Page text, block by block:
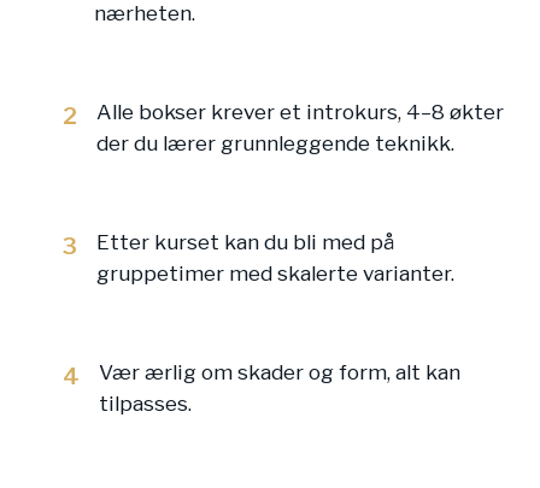
nærheten.
2
Alle bokser krever et introkurs, 4–8 økter
der du lærer grunnleggende teknikk.
3
Etter kurset kan du bli med på
gruppetimer med skalerte varianter.
4
Vær ærlig om skader og form, alt kan
tilpasses.